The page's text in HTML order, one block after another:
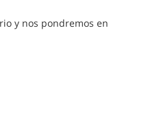
y nos pondremos en